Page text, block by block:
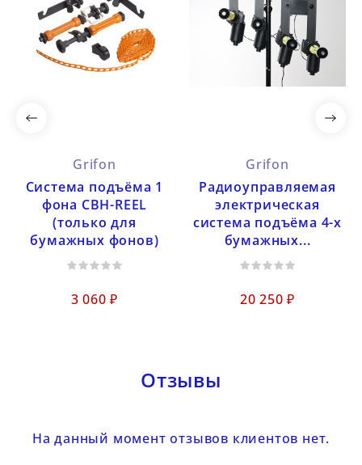
Grifon
Cистема подъёма 1
фона CBH-REEL
(только для
бумажных фонов)
3 060 ₽
Grifon
Радиоуправляемая
электрическая
система подъёма 4-х
бумажных...
20 250 ₽
Отзывы
На данный момент отзывов клиентов нет.